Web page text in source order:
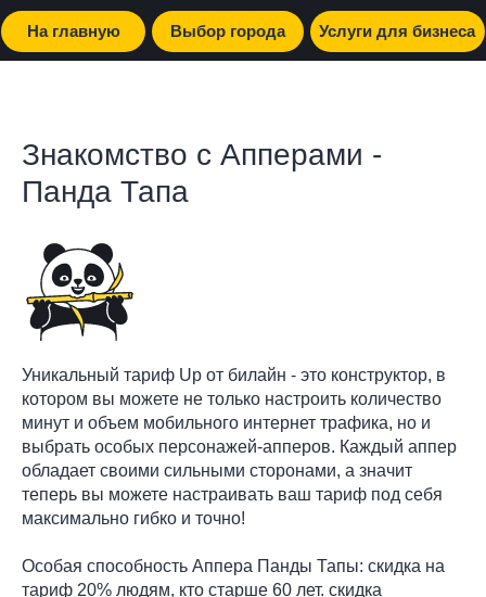
На главную Услуги для бизнеса
Выбор города
Знакомство с Апперами -
Панда Тапа
Уникальный тариф Up от билайн - это конструктор, в
котором вы можете не только настроить количество
минут и объем мобильного интернет трафика, но и
выбрать особых персонажей-апперов. Каждый аппер
обладает своими сильными сторонами, а значит
теперь вы можете настраивать ваш тариф под себя
максимально гибко и точно!
Особая способность Аппера Панды Тапы: скидка на
тариф 20% людям, кто старше 60 лет. скидка